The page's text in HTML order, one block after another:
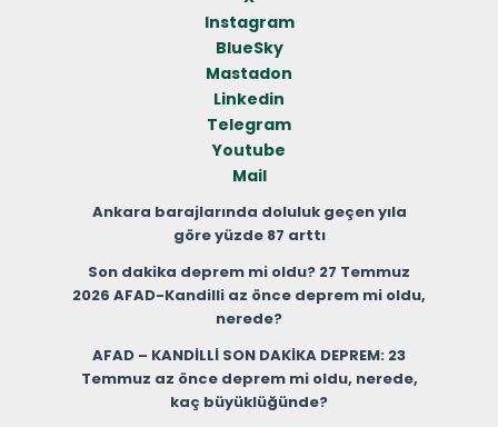
Instagram
BlueSky
Mastadon
Linkedin
Telegram
Youtube
Mail
Ankara barajlarında doluluk geçen yıla
göre yüzde 87 arttı
Son dakika deprem mi oldu? 27 Temmuz
2026 AFAD-Kandilli az önce deprem mi oldu,
nerede?
AFAD – KANDİLLİ SON DAKİKA DEPREM: 23
Temmuz az önce deprem mi oldu, nerede,
kaç büyüklüğünde?